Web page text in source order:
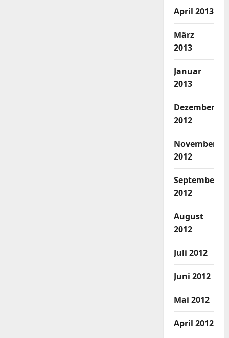
April 2013
März
2013
Januar
2013
Dezember
2012
November
2012
September
2012
August
2012
Juli 2012
Juni 2012
Mai 2012
April 2012